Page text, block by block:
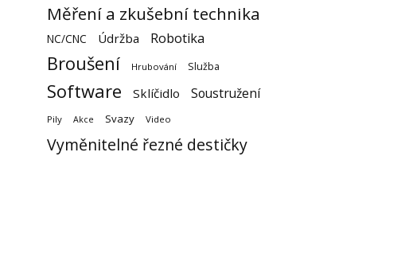
Měření a zkušební technika
NC/CNC Údržba Robotika
Broušení Hrubování Služba
Software Sklíčidlo Soustružení
Pily Akce Svazy Video
Vyměnitelné řezné destičky